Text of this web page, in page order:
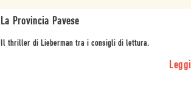
La Provincia Pavese
Il thriller di Lieberman tra i consigli di lettura.
Leggi